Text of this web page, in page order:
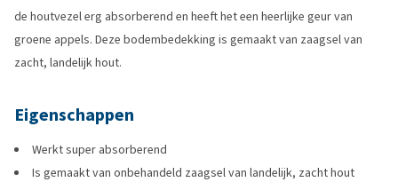
de houtvezel erg absorberend en heeft het een heerlijke geur van
groene appels. Deze bodembedekking is gemaakt van zaagsel van
zacht, landelijk hout.
Eigenschappen
Werkt super absorberend
Is gemaakt van onbehandeld zaagsel van landelijk, zacht hout